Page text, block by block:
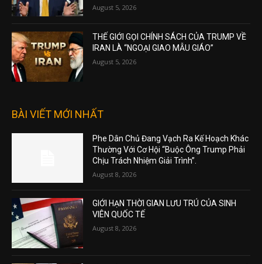
August 5, 2026
THẾ GIỚI GỌI CHÍNH SÁCH CỦA TRUMP VỀ
IRAN LÀ “NGOẠI GIAO MẪU GIÁO”
August 5, 2026
BÀI VIẾT MỚI NHẤT
Phe Dân Chủ Đang Vạch Ra Kế Hoạch Khác
Thường Với Cơ Hội “Buộc Ông Trump Phải
Chịu Trách Nhiệm Giải Trình”.
August 8, 2026
GIỚI HẠN THỜI GIAN LƯU TRÚ CỦA SINH
VIÊN QUỐC TẾ
August 8, 2026